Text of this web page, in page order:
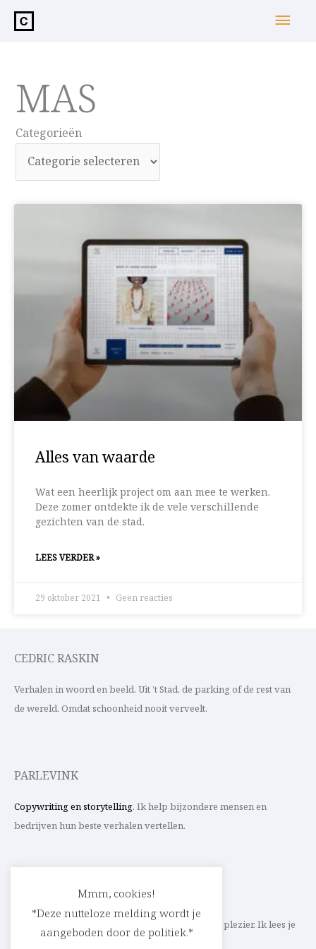
inhoud
MAS
Categorieën
Categorieën
Alles van waarde
Wat een heerlijk project om aan mee te werken.
Deze zomer ontdekte ik de vele verschillende
gezichten van de stad.
LEES VERDER »
29 oktober 2021 Geen reacties
CEDRIC RASKIN
Verhalen in woord en beeld. Uit ’t Stad, de parking of de rest van
de wereld. Omdat schoonheid nooit verveelt.
PARLEVINK
Copywriting en storytelling. Ik help bijzondere mensen en
bedrijven hun beste verhalen vertellen.
Schrijf ik straks mee aan jouw verhaal? Met veel plezier. Ik lees je
heel graag op
cedric@parlevink.be
Mmm, cookies!
*Deze nutteloze melding wordt je
aangeboden door de politiek.*